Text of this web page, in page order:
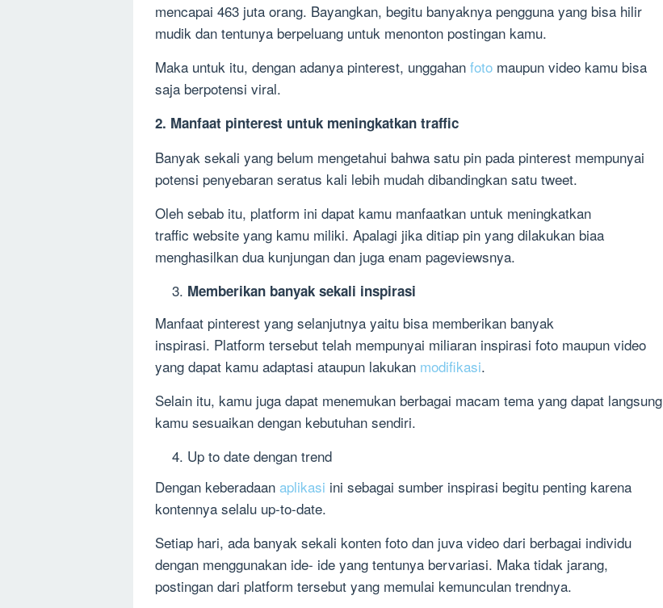
mencapai 463 juta orang. Bayangkan, begitu banyaknya pengguna yang bisa hilir
mudik dan tentunya berpeluang untuk menonton postingan kamu.
Maka untuk itu, dengan adanya pinterest, unggahan foto maupun video kamu bisa
saja berpotensi viral.
2. Manfaat pinterest untuk meningkatkan traffic
Banyak sekali yang belum mengetahui bahwa satu pin pada pinterest mempunyai
potensi penyebaran seratus kali lebih mudah dibandingkan satu tweet.
Oleh sebab itu, platform ini dapat kamu manfaatkan untuk meningkatkan
traffic website yang kamu miliki. Apalagi jika ditiap pin yang dilakukan biaa
menghasilkan dua kunjungan dan juga enam pageviewsnya.
Memberikan banyak sekali inspirasi
Manfaat pinterest yang selanjutnya yaitu bisa memberikan banyak
inspirasi. Platform tersebut telah mempunyai miliaran inspirasi foto maupun video
yang dapat kamu adaptasi ataupun lakukan modifikasi.
Selain itu, kamu juga dapat menemukan berbagai macam tema yang dapat langsung
kamu sesuaikan dengan kebutuhan sendiri.
Up to date dengan trend
Dengan keberadaan aplikasi ini sebagai sumber inspirasi begitu penting karena
kontennya selalu up-to-date.
Setiap hari, ada banyak sekali konten foto dan juva video dari berbagai individu
dengan menggunakan ide- ide yang tentunya bervariasi. Maka tidak jarang,
postingan dari platform tersebut yang memulai kemunculan trendnya.